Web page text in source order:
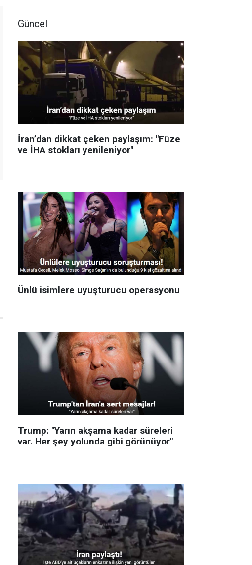
Güncel
İran’dan dikkat çeken paylaşım: "Füze
ve İHA stokları yenileniyor"
Ünlü isimlere uyuşturucu operasyonu
Trump: "Yarın akşama kadar süreleri
var. Her şey yolunda gibi görünüyor"